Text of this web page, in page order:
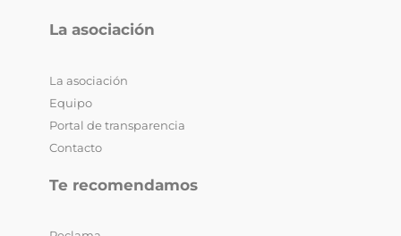
La asociación
La asociación
Equipo
Portal de transparencia
Contacto
Te recomendamos